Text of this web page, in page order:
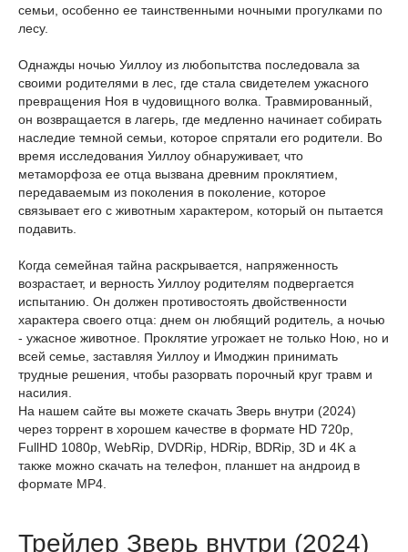
семьи, особенно ее таинственными ночными прогулками по
лесу.
Однажды ночью Уиллоу из любопытства последовала за
своими родителями в лес, где стала свидетелем ужасного
превращения Ноя в чудовищного волка. Травмированный,
он возвращается в лагерь, где медленно начинает собирать
наследие темной семьи, которое спрятали его родители. Во
время исследования Уиллоу обнаруживает, что
метаморфоза ее отца вызвана древним проклятием,
передаваемым из поколения в поколение, которое
связывает его с животным характером, который он пытается
подавить.
Когда семейная тайна раскрывается, напряженность
возрастает, и верность Уиллоу родителям подвергается
испытанию. Он должен противостоять двойственности
характера своего отца: днем он любящий родитель, а ночью
- ужасное животное. Проклятие угрожает не только Ною, но и
всей семье, заставляя Уиллоу и Имоджин принимать
трудные решения, чтобы разорвать порочный круг травм и
насилия.
На нашем сайте вы можете скачать Зверь внутри (2024)
через торрент в хорошем качестве в формате HD 720p,
FullHD 1080p, WebRip, DVDRip, HDRip, BDRip, 3D и 4K а
также можно скачать на телефон, планшет на андроид в
формате MP4.
Трейлер Зверь внутри (2024)